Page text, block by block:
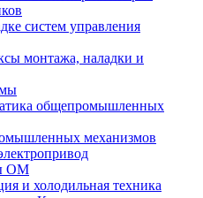
систем управления
монтажа, наладки и
общепромышленных
механизмов
ОМ
и холодильная техника